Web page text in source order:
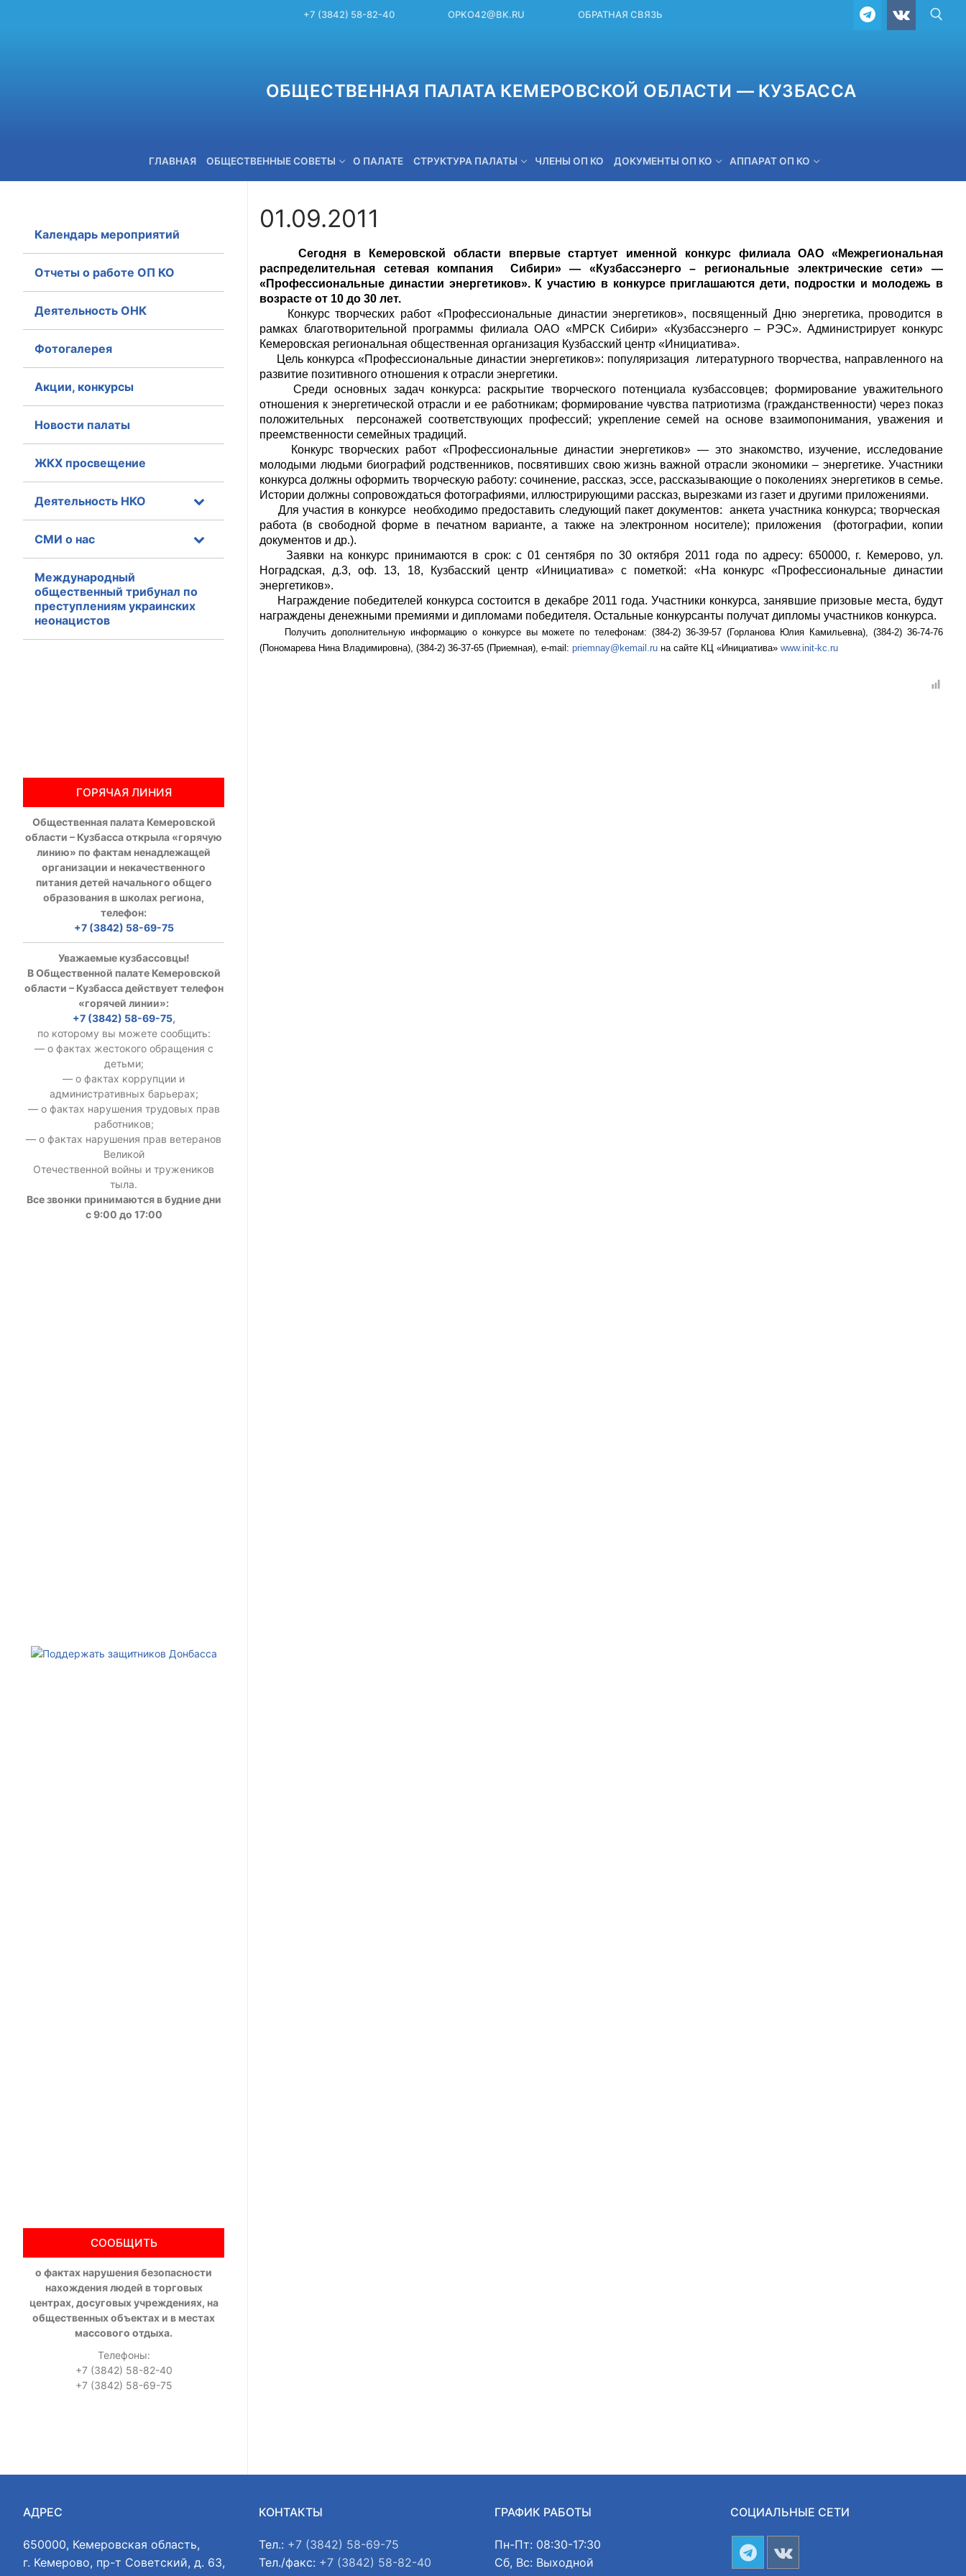
+7 (3842) 58-82-40 OPKO42@BK.RU ОБРАТНАЯ СВЯЗЬ
ОБЩЕСТВЕННАЯ ПАЛАТА КЕМЕРОВСКОЙ ОБЛАСТИ — КУЗБАССА
ГЛАВНАЯ ОБЩЕСТВЕННЫЕ СОВЕТЫ О ПАЛАТЕ СТРУКТУРА ПАЛАТЫ ЧЛЕНЫ ОП КО ДОКУМЕНТЫ ОП КО АППАРАТ ОП КО
+7 (3842) 58-82-40 OPKO42@BK.RU ОБРАТНАЯ СВЯЗЬ
Главная
Общественные советы
Общественные советы при территориальных органах федеральных органов
исполнительной власти
Общественные советы по проведению независимой оценки качества условий
оказания услуг
Структура Палаты
Комиссии
Экспертный совет ОП КО
Совет ОП КО
01.09.2011
Сегодня в Кемеровской области впервые стартует именной конкурс филиала ОАО «Межрегиональная
распределительная сетевая компания
Сибири» — «Кузбассэнерго – региональные электрические сети» —
«Профессиональные династии энергетиков». К участию в конкурсе приглашаются дети, подростки и молодежь в
возрасте от 10 до 30 лет.
Конкурс творческих работ «Профессиональные династии энергетиков», посвященный Дню энергетика, проводится в
рамках благотворительной программы филиала ОАО «МРСК Сибири» «Кузбассэнерго – РЭС». Администрирует конкурс
Кемеровская региональная общественная организация Кузбасский центр «Инициатива».
Цель конкурса «Профессиональные династии энергетиков»: популяризация
литературного творчества, направленного на
развитие позитивного отношения к отрасли энергетики.
Среди основных задач конкурса: раскрытие творческого потенциала кузбассовцев; формирование уважительного
отношения к энергетической отрасли и ее работникам; формирование чувства патриотизма (гражданственности) через показ
положительных персонажей соответствующих профессий; укрепление семей на основе взаимопонимания, уважения и
преемственности семейных традиций.
Конкурс творческих работ «Профессиональные династии энергетиков» — это знакомство, изучение, исследование
молодыми людьми биографий родственников, посвятивших свою жизнь важной отрасли экономики – энергетике. Участники
конкурса должны оформить творческую работу: сочинение, рассказ, эссе, рассказывающие о поколениях энергетиков в семье.
Истории должны сопровождаться фотографиями, иллюстрирующими рассказ, вырезками из газет и другими приложениями.
Для участия в конкурсе
необходимо предоставить следующий пакет документов:
анкета участника конкурса; творческая
работа (в свободной форме в печатном варианте, а также на электронном носителе); приложения
(фотографии, копии
документов и др.).
Заявки на конкурс принимаются в срок: с 01 сентября по 30 октября 2011 года по адресу: 650000, г. Кемерово, ул.
Ноградская, д.3, оф. 13, 18, Кузбасский центр «Инициатива» с пометкой: «На конкурс «Профессиональные династии
энергетиков».
Награждение победителей конкурса состоится в декабре 2011 года. Участники конкурса, занявшие призовые места, будут
награждены денежными премиями и дипломами победителя. Остальные конкурсанты получат дипломы участников конкурса.
Получить дополнительную информацию о конкурсе вы можете по телефонам: (384-2) 36-39-57 (Горланова Юлия Камильевна), (384-2) 36-74-76
(Пономарева Нина Владимировна), (384-2) 36-37-65 (Приемная), e-mail: priemnay@kemail.ru на сайте КЦ «Инициатива» www.init-kc.ru
Календарь мероприятий
Отчеты о работе ОП КО
Деятельность ОНК
Фотогалерея
Акции, конкурсы
Новости палаты
ЖКХ просвещение
Деятельность НКО
СМИ о нас
Международный
общественный трибунал по
преступлениям украинских
неонацистов
ГОРЯЧАЯ ЛИНИЯ
Общественная палата Кемеровской
области – Кузбасса открыла «горячую
линию» по фактам ненадлежащей
организации и некачественного
питания детей начального общего
образования в школах региона,
телефон:
+7 (3842) 58-69-75
Уважаемые кузбассовцы!
В Общественной палате Кемеровской
области – Кузбасса действует телефон
«горячей линии»:
+7 (3842) 58-69-75,
по которому вы можете сообщить:
— о фактах жестокого обращения с
детьми;
— о фактах коррупции и
административных барьерах;
— о фактах нарушения трудовых прав
работников;
— о фактах нарушения прав ветеранов
Великой
Отечественной войны и тружеников
тыла.
Все звонки принимаются в будние дни
с 9:00 до 17:00
СООБЩИТЬ
о фактах нарушения безопасности
нахождения людей в торговых
центрах, досуговых учреждениях, на
общественных объектах и в местах
массового отдыха.
Телефоны:
+7 (3842) 58-82-40
+7 (3842) 58-69-75
АДРЕС
650000, Кемеровская область,
г. Кемерово, пр-т Советский, д. 63,
КОНТАКТЫ
Тел.: +7 (3842) 58-69-75
Тел./факс: +7 (3842) 58-82-40
ГРАФИК РАБОТЫ
Пн-Пт: 08:30-17:30
Сб, Вс: Выходной
СОЦИАЛЬНЫЕ СЕТИ